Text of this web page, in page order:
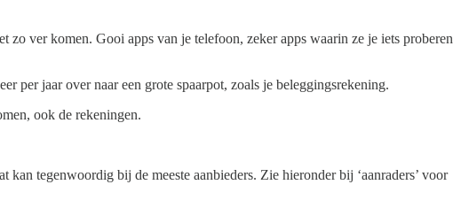
ver komen. Gooi apps van je telefoon, zeker apps waarin ze je iets proberen
per jaar over naar een grote spaarpot, zoals je beleggingsrekening.
ook de rekeningen.
kan tegenwoordig bij de meeste aanbieders. Zie hieronder bij ‘aanraders’ voor